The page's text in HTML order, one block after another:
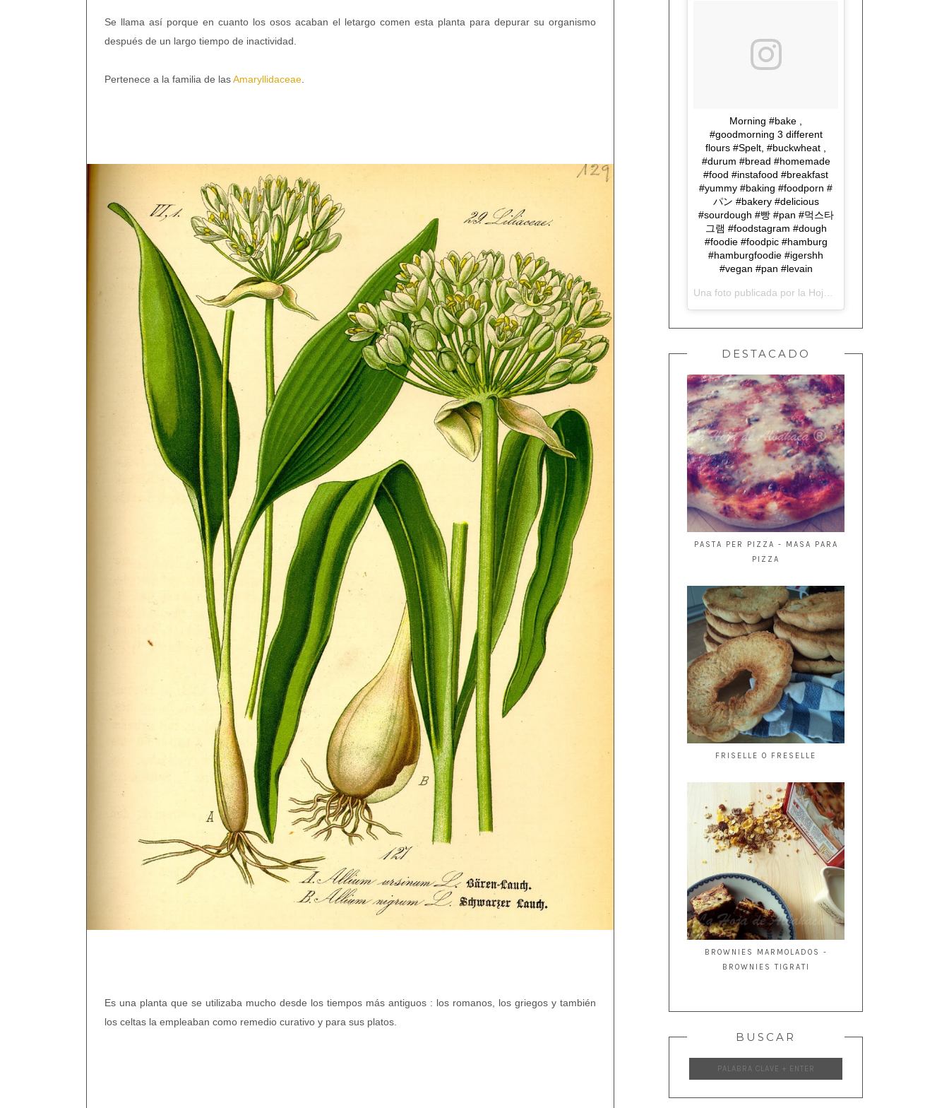
Se llama así porque en cuanto los osos acaban el letargo comen esta planta para depurar su organismo
después de un largo tiempo de inactividad.
Pertenece a la familia de lasAmaryllidaceae
Es una planta que se utilizaba mucho desde los tiempos más antiguos : los romanos, los griegos y también
los celtas la empleaban como remedio curativo y para sus platos.
Morning #bake ,
#goodmorning 3 different
flours #Spelt, #buckwheat ,
#durum #bread #homemade
#food #instafood #breakfast
#yummy #baking #foodporn #
パン #bakery #delicious
#sourdough #빵 #pan #먹스타
그램 #foodstagram #dough
#foodie #foodpic #hamburg
#hamburgfoodie #igershh
#vegan #pan #levain
Una foto publicada por la Hoja de Albahaca (@lahojadealbahaca) el
DESTACADO
PASTA PER PIZZA - MASA PARA
PIZZA
FRISELLE O FRESELLE
BROWNIES MARMOLADOS -
BROWNIES TIGRATI
BUSCAR